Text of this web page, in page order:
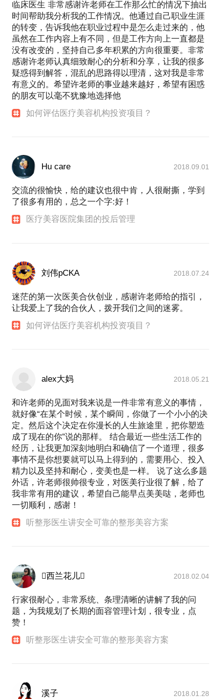
临床医生 非常感谢许老师在工作那么忙的情况下抽出
时间帮助我分析我的工作情况。他通过自己职业生涯
的转变，告诉我他在职业过程中是怎么走过来的，他
虽然在工作内容上有不同，但是工作方向上一直都是
没有改变的，坚持自己多年积累的方向很重要。非常
感谢许老师认真细致耐心的分析和分享，让我的很多
疑惑得到解答，混乱的思路得以理清，这对我是非常
有意义的。希望许老师的事业越来越好，希望有困惑
的朋友可以毫不犹豫地选择他
如何评估医疗美容机构投资项目？
Hu care 2018.09.01
交流的很愉快，给的建议也很中肯，人很耐撕，学到
了很多有用的，总之一个字:好！
医疗美容医院集团的投后管理
刘伟pCKA 2018.07.24
迷茫的第一次医美合伙创业，感谢许老师给的指引，
让我爱上了我的合伙人，拨开我们之间的迷雾。
如何评估医疗美容机构投资项目？
alex大妈 2018.05.21
和许老师的见面对我来说是一件非常有意义的事情，
就好像“在某个时候，某个瞬间，你做了一个小小的决
定。然后这个决定在你漫长的人生旅途里，把你塑造
成了现在的你”说的那样。 结合最近一些生活工作的
经历，让我更加深刻地明白和确信了一个道理，很多
事情不是你想要就可以马上得到的，需要用心、投入
精力以及坚持和耐心，变美也是一样。 说了这么多题
外话，许老师很帅很专业，对医美行业很了解，给了
我非常有用的建议，希望自己能早点美美哒，老师也
一切顺利，感谢！
听整形医生讲安全可靠的整形美容方案
西兰花儿 2018.02.04
行家很耐心，非常系统、条理清晰的讲解了我的问
题，为我规划了长期的面容管理计划，很专业，点
赞！
听整形医生讲安全可靠的整形美容方案
溪子 2018.01.28